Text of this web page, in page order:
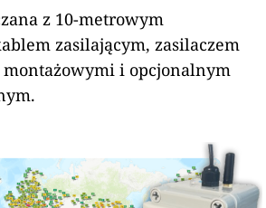
z 10-metrowym
zasilającym, zasilaczem
montażowymi i opcjonalnym